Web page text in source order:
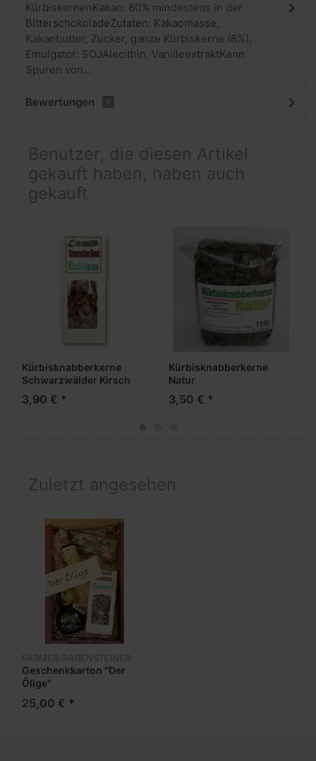
KürbiskernenKakao: 80% mindestens in der
BitterschokoladeZutaten: Kakaomasse,
Kakaobutter, Zucker, ganze Kürbiskerne (8%),
Emulgator: SOJAlecithin, VanilleextraktKann
Spuren von...
Bewertungen 0
Benutzer, die diesen Artikel
gekauft haben, haben auch
gekauft
Kürbisknabberkerne
Schwarzwälder Kirsch
3,90 € *
Kürbisknabberkerne
Natur
3,50 € *
Zuletzt angesehen
FARMER-RABENSTEINER
Geschenkkarton "Der
Ölige"
25,00 € *